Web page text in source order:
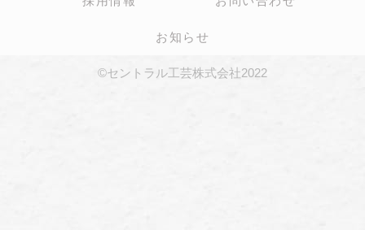
お知らせ
©セントラル工芸株式会社2022